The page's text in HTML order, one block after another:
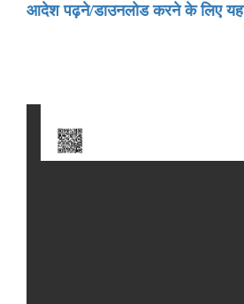
आदेश पढ़ने/डाउनलोड करने के लिए